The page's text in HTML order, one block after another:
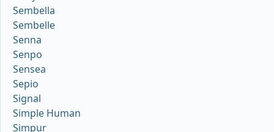
Sembella
Sembelle
Senna
Senpo
Sensea
Sepio
Signal
Simple Human
Simpur